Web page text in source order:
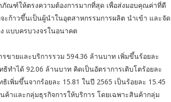
ณฑ์ให้ตรงความต้องการมากที่สุด เพื่อส่งมอบคุณค่าที่ดี
ก้าวขึ้นเป็นผู้นำในอุตสาหกรรมการผลิต นำเข้า และจัด
แบบครบวงจรในอนาคต
ขายและบริการรวม 594.36 ล้านบาท เพิ่มขึ้นร้อยละ
ทำได้ 92.06 ล้านบาท คิดเป็นอัตราการเติบโตร้อยละ
เพิ่มขึ้นจากร้อยละ 15.81 ในปี 2565 เป็นร้อยละ 15.45
ค้าและกลุ่มธุรกิจการให้บริการ โดยเฉพาะสินค้ากลุ่ม